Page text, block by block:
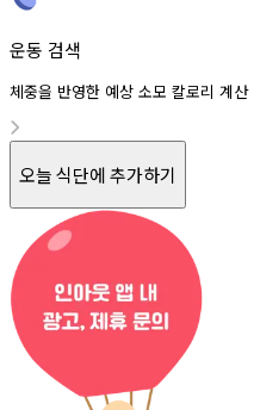
운동 검색
체중을 반영한 예상 소모 칼로리 계산
오늘 식단에 추가하기